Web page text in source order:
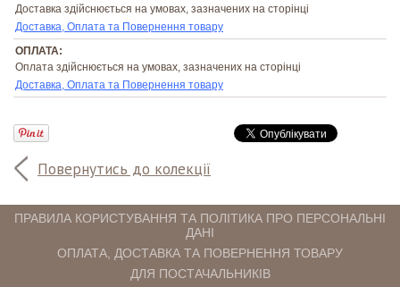
Повернутись до колекції
Доставка здійснюється на умовах, зазначених на сторінці
Доставка, Оплата та Повернення товару
ОПЛАТА:
Оплата здійснюється на умовах, зазначених на сторінці
Доставка, Оплата та Повернення товару
ПРАВИЛА КОРИСТУВАННЯ ТА ПОЛІТИКА ПРО ПЕРСОНАЛЬНІ
ДАНІ
ОПЛАТА, ДОСТАВКА ТА ПОВЕРНЕННЯ ТОВАРУ
ДЛЯ ПОСТАЧАЛЬНИКІВ